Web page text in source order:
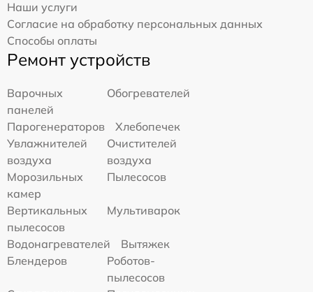
Наши услуги
Согласие на обработку персональных данных
Способы оплаты
Ремонт устройств
Варочных
панелей
Обогревателей
Парогенераторов
Хлебопечек
Увлажнителей
воздуха
Очистителей
воздуха
Морозильных
камер
Пылесосов
Вертикальных
пылесосов
Мультиварок
Водонагревателей
Вытяжек
Блендеров
Роботов-
пылесосов